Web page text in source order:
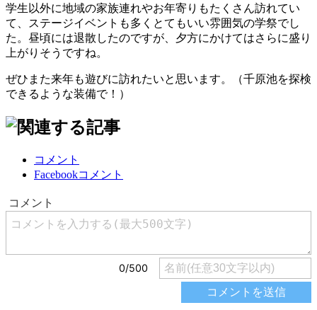
学生以外に地域の家族連れやお年寄りもたくさん訪れてい
て、ステージイベントも多くとてもいい雰囲気の学祭でし
た。昼頃には退散したのですが、夕方にかけてはさらに盛り
上がりそうですね。
ぜひまた来年も遊びに訪れたいと思います。（千原池を探検
できるような装備で！）
コメント
Facebookコメント